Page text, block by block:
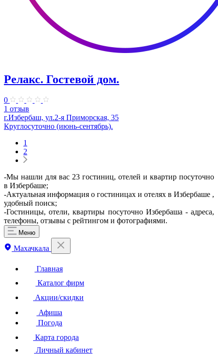
Релакс. ​Гостевой дом.
0
1 отзыв
г.Избербаш, ул.2-я Приморская, 35
Круглосуточно (июнь-сентябрь).
1
2
-Мы нашли для вас 23 гостиниц, отелей и квартир посуточно
в Избербаше;
-Актуальная информация о гостиницах и отелях в Избербаше ,
удобный поиск;
-Гостиницы, отели, квартиры посуточно Избербаша - адреса,
телефоны, отзывы с рейтингом и фотографиями.
Меню
Махачкала
Главная
Каталог фирм
Акции/скидки
Афиша
Погода
Карта города
Личный кабинет